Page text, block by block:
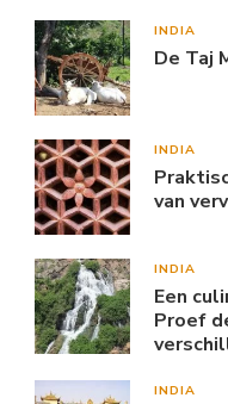
INDIA
De Taj
INDIA
van
INDIA
Een
Proef
INDIA